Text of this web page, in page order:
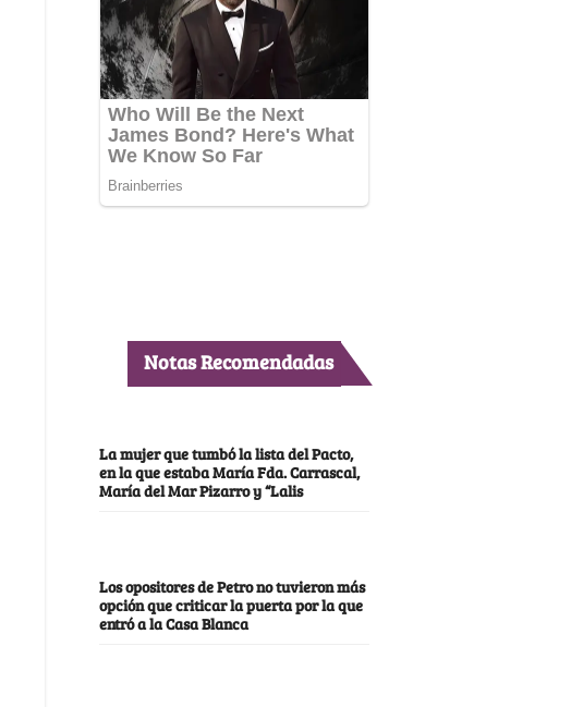
Notas Recomendadas
La mujer que tumbó la lista del Pacto,
en la que estaba María Fda. Carrascal,
María del Mar Pizarro y “Lalis
Los opositores de Petro no tuvieron más
opción que criticar la puerta por la que
entró a la Casa Blanca